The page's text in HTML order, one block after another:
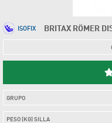
BRITAX RÖMER
ISOFIX
GRUPO
PESO (KG) SILLA